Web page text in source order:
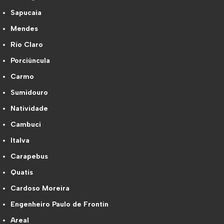
Sapucaia
Mendes
Rio Claro
Porciúncula
Carmo
Sumidouro
Natividade
Cambuci
Italva
Carapebus
Quatis
Cardoso Moreira
Engenheiro Paulo de Frontin
Areal